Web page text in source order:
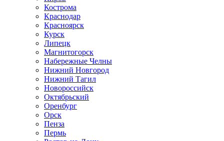
Кострома
Краснодар
Красноярск
Курск
Липецк
Магнитогорск
Набережные Челны
Нижний Новгород
Нижний Тагил
Новороссийск
Октябрьский
Оренбург
Орск
Пенза
Пермь